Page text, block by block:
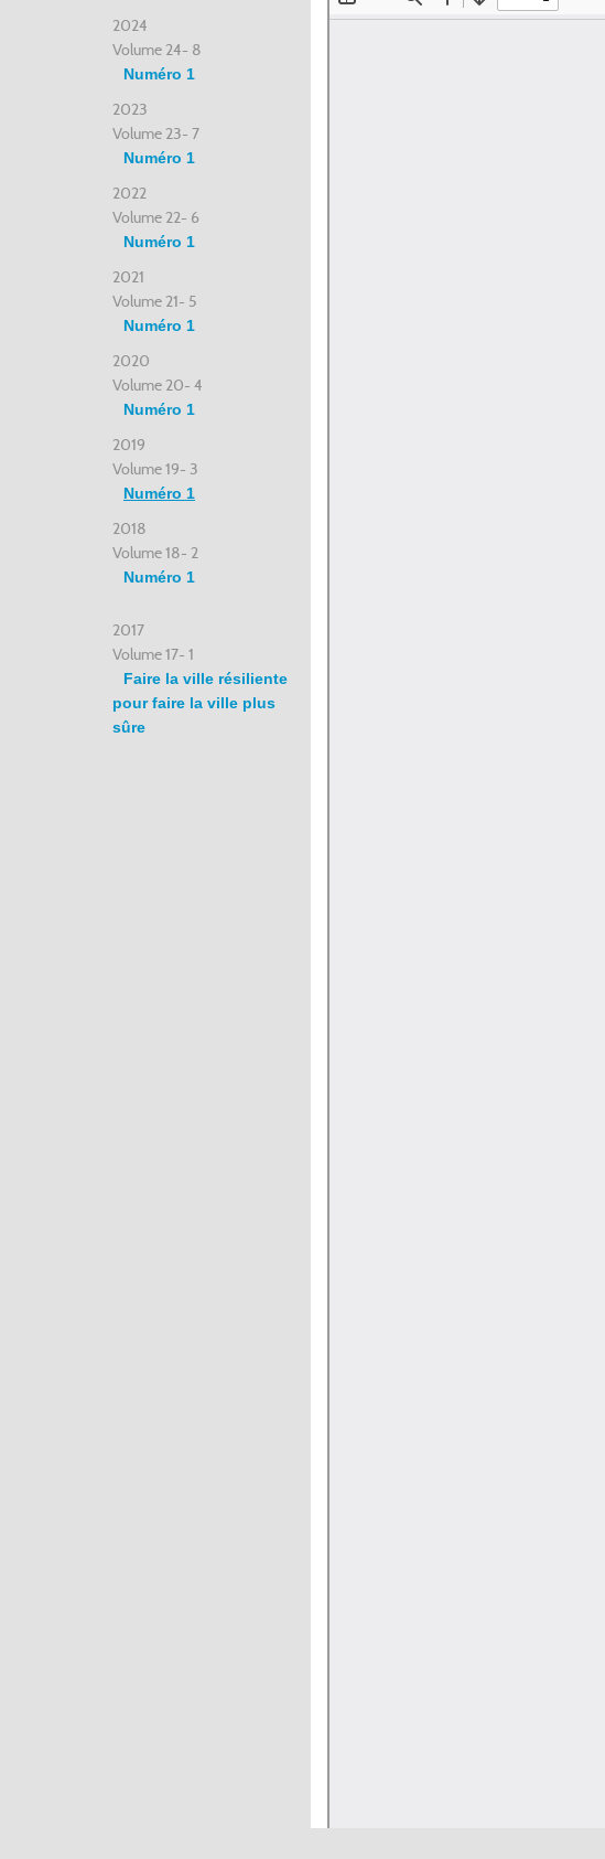
2024
Volume 24- 8
Numéro 1
2023
Volume 23- 7
Numéro 1
2022
Volume 22- 6
Numéro 1
2021
Volume 21- 5
Numéro 1
2020
Volume 20- 4
Numéro 1
2019
Volume 19- 3
Numéro 1
2018
Volume 18- 2
Numéro 1
2017
Volume 17- 1
Faire la ville résiliente
pour faire la ville plus
sûre